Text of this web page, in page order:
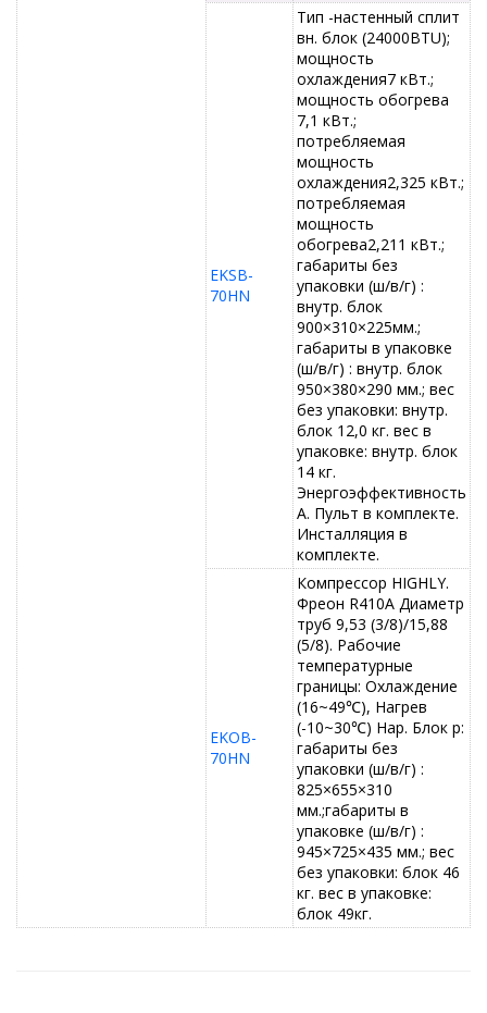
EKSB-
70HN
Тип -настенный сплит
вн. блок (24000BTU);
мощность
охлаждения7 кВт.;
мощность обогрева
7,1 кВт.;
потребляемая
мощность
охлаждения2,325 кВт.;
потребляемая
мощность
обогрева2,211 кВт.;
габариты без
упаковки (ш/в/г) :
внутр. блок
900×310×225мм.;
габариты в упаковке
(ш/в/г) : внутр. блок
950×380×290 мм.; вес
без упаковки: внутр.
блок 12,0 кг. вес в
упаковке: внутр. блок
14 кг.
Энергоэффективность
А. Пульт в комплекте.
Инсталляция в
комплекте.
EKOB-
70HN
Компрессор HIGHLY.
Фреон R410A Диаметр
труб 9,53 (3/8)/15,88
(5/8). Рабочие
температурные
границы: Охлаждение
(16~49℃), Нагрев
(-10~30℃) Нар. Блок р:
габариты без
упаковки (ш/в/г) :
825×655×310
мм.;габариты в
упаковке (ш/в/г) :
945×725×435 мм.; вес
без упаковки: блок 46
кг. вес в упаковке:
блок 49кг.